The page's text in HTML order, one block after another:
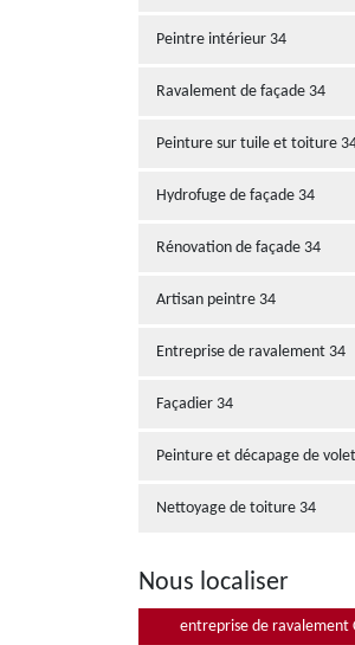
Peintre intérieur 34
Ravalement de façade 34
Peinture sur tuile et toiture
Hydrofuge de façade 34
Rénovation de façade 34
Artisan peintre 34
Entreprise de ravalement 34
Façadier 34
Peinture et décapage de
Nettoyage de toiture 34
Nous localiser
entreprise de ravalement